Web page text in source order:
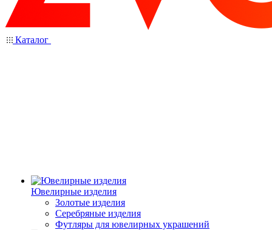
Каталог
Ювелирные изделия
Золотые изделия
Серебряные изделия
Футляры для ювелирных украшений